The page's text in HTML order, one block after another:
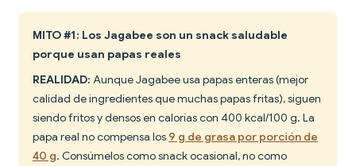
MITO #1: Los Jagabee son un snack saludable
porque usan papas reales
REALIDAD: Aunque Jagabee usa papas enteras (mejor
calidad de ingredientes que muchas papas fritas), siguen
siendo fritos y densos en calorías con 400 kcal/100 g. La
papa real no compensa los 9 g de grasa por porción de
40 g. Consúmelos como snack ocasional, no como